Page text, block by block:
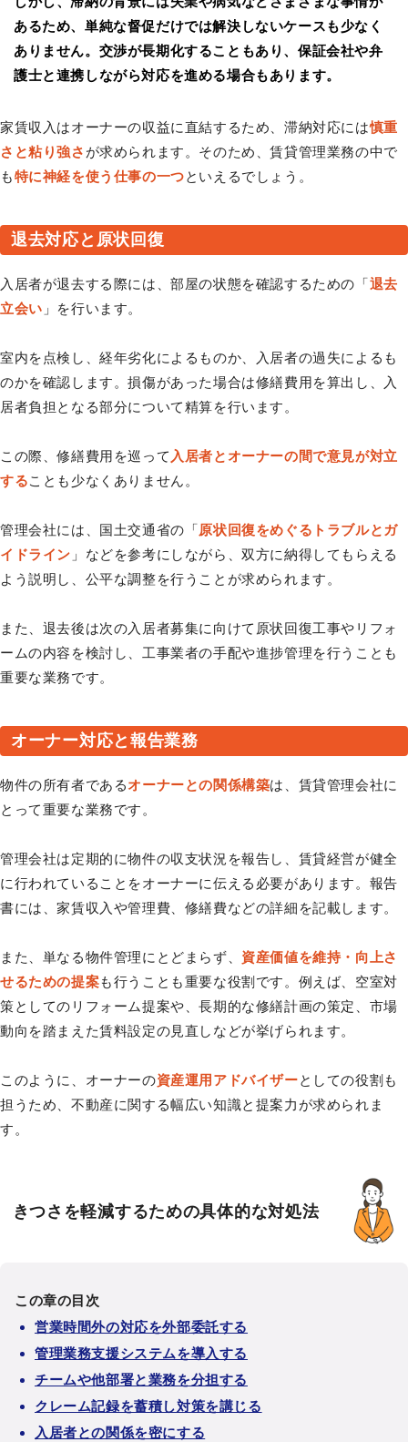
あるため、単純な督促だけでは解決しないケースも少なく
ありません。交渉が長期化することもあり、保証会社や弁
護士と連携しながら対応を進める場合もあります。
家賃収入はオーナーの収益に直結するため、滞納対応には慎重
さと粘り強さ が求められます。そのため、賃貸管理業務の中で
も特に神経を使う仕事の一つといえるでしょう。
退去対応と原状回復
入居者が退去する際には、部屋の状態を確認するための「退去
立会い 」を行います。
室内を点検し、経年劣化によるものか、入居者の過失によるも
のかを確認します。損傷があった場合は修繕費用を算出し、入
居者負担となる部分について精算を行います。
この際、修繕費用を巡って 入居者とオーナーの間で意見が対立
することも少なくありません。
管理会社には、国土交通省の「原状回復をめぐるトラブルとガ
イドライン 」などを参考にしながら、双方に納得してもらえる
よう説明し、公平な調整を行うことが求められます。
また、退去後は次の入居者募集に向けて原状回復工事やリフォ
ームの内容を検討し、工事業者の手配や進捗管理を行うことも
重要な業務です。
オーナー対応と報告業務
物件の所有者であるオーナーとの関係構築は、賃貸管理会社に
とって重要な業務です。
管理会社は定期的に物件の収支状況を報告し、賃貸経営が健全
に行われていることをオーナーに伝える必要があります。報告
書には、家賃収入や管理費、修繕費などの詳細を記載します。
また、単なる物件管理にとどまらず、 資産価値を維持・向上さ
せるための提案も行うことも重要な役割です。例えば、空室対
策としてのリフォーム提案や、長期的な修繕計画の策定、市場
動向を踏まえた賃料設定の見直しなどが挙げられます。
このように、オーナーの資産運用アドバイザーとしての役割も
担うため、不動産に関する幅広い知識と提案力が求められま
す。
きつさを軽減するための具体的な対処法
この章の目次
営業時間外の対応を外部委託する
管理業務支援システムを導入する
チームや他部署と業務を分担する
クレーム記録を蓄積し対策を講じる
入居者との関係を密にする